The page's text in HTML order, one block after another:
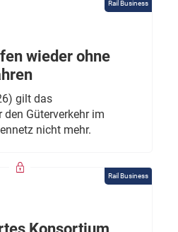
Rail Business
wieder ohne
gilt das
Güterverkehr im
nicht mehr.
Rail Business